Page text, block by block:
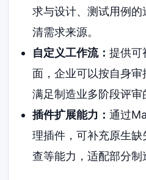
求与设计、测试用例
清需求来源。
自定义工作流： 提供可
面，企业可以按自身审
满足制造业多阶段评审
插件扩展能力： 通过
理插件，可补充原生
查等能力，适配部分制